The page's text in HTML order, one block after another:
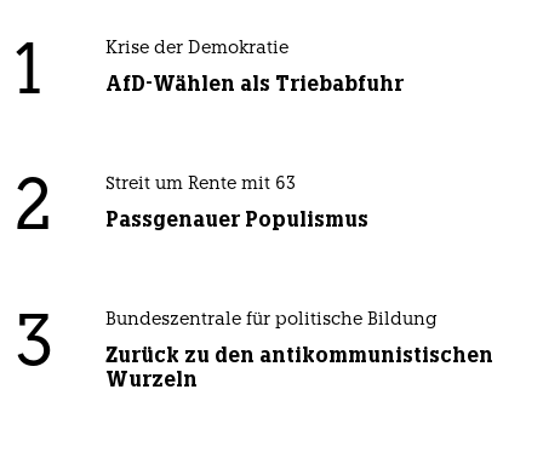
1 Krise der Demokratie
AfD-Wählen als Triebabfuhr
2 Streit um Rente mit 63
Passgenauer Populismus
3 Bundeszentrale für politische Bildung
Zurück zu den antikommunistischen
Wurzeln